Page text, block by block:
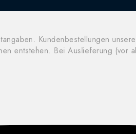
Kundenbestellungen
entstehen. Bei Auslieferung